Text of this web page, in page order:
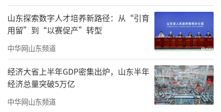
中，学校既注重提升学生的阅读理解、逻辑思
维、语言表达等核心能力，又着力激发学生的
学习兴趣，帮助其养成终身学习的良好习惯。
同时，学校紧扣新课标理念，持续优化阅读课
程设计，创新完善过程性与综合性相结合的阅
读评价机制，让全学科阅读真正成为课堂教学
的有力延伸，实现了以读促学、以学润德、以
山东探索数字人才培养新路径：从“引育
用留”到“以赛促产”转型
中华网山东频道
经济大省上半年GDP密集出炉，山东半年
经济总量突破5万亿
中华网山东频道